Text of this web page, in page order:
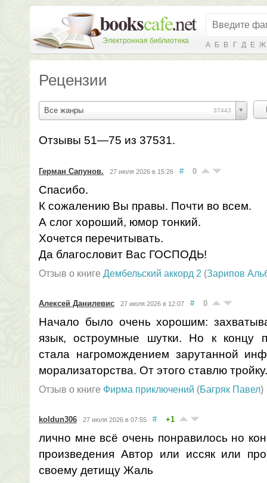
Электронная библиотека А Б В Г Д Е Ж
Рецензии
Все жанры 37443
Отзывы 51—75 из 37531.
Герман Сапунов. 27 июля 2026 в 15:26 # 0
Спасибо.
К сожалению Вы правы. Почти во всем.
А слог хороший, юмор тонкий.
Хочется перечитывать.
Да благословит Вас ГОСПОДЬ!
Отзыв о книге Дембельский аккорд 2 (Зарипов
Алексей Данилевис 27 июля 2026 в 12:07 # 0
Начало было очень хорошим:
язык, остроумные шутки. Но к концу
стала нагромождением зарутанной
морализаторства. От этого ставлю тройку.
Отзыв о книге Фирма приключений (Багряк Павел)
koldun306 27 июля 2026 в 07:55 # +1
лично мне всё очень понравилось но
произведения Автор или иссяк или
своему детищу Жаль